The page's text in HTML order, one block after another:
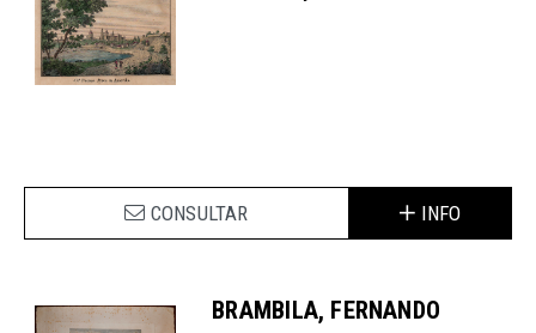
CONSULTAR INFO
BRAMBILA, FERNANDO